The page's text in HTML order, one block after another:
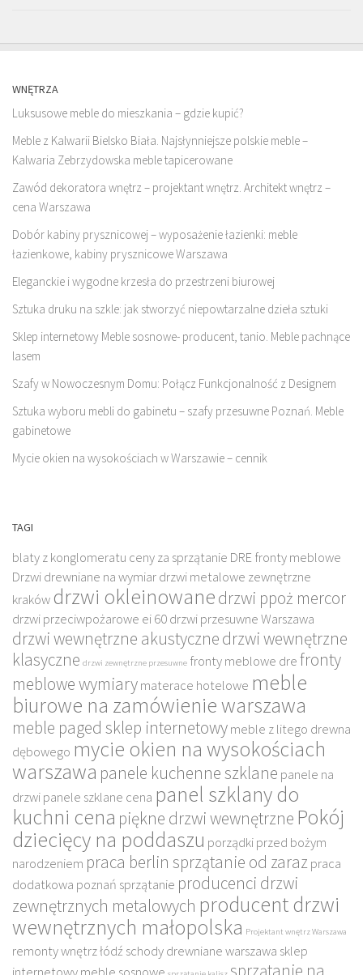
WNĘTRZA
Luksusowe meble do mieszkania – gdzie kupić?
Meble z Kalwarii Bielsko Biała. Najsłynniejsze polskie meble –
Kalwaria Zebrzydowska meble tapicerowane
Zawód dekoratora wnętrz – projektant wnętrz. Architekt wnętrz –
cena Warszawa
Dobór kabiny prysznicowej – wyposażenie łazienki: meble
łazienkowe, kabiny prysznicowe Warszawa
Eleganckie i wygodne krzesła do przestrzeni biurowej
Sztuka druku na szkle: jak stworzyć niepowtarzalne dzieła sztuki
Sklep internetowy Meble sosnowe- producent, tanio. Meble pachnące
lasem
Szafy w Nowoczesnym Domu: Połącz Funkcjonalność z Designem
Sztuka wyboru mebli do gabinetu – szafy przesuwne Poznań. Meble
gabinetowe
Mycie okien na wysokościach w Warszawie – cennik
TAGI
blaty z konglomeratu ceny za sprzątanie DRE fronty meblowe
Drzwi drewniane na wymiardrzwi metalowe zewnętrzne
kraków drzwi okleinowanedrzwi ppoż mercor
drzwi przeciwpożarowe ei 60drzwi przesuwne Warszawa
drzwi wewnętrzne akustycznedrzwi wewnętrzne
klasyczne drzwi zewnętrzne przesuwne fronty meblowe drefronty
meblowe wymiarymaterace hotelowe meble
biurowe na zamówienie warszawa
meble paged sklep internetowymeble z litego drewna
dębowego mycie okien na wysokościach
warszawa panele kuchenne szklane panele na
drzwipanele szklane cena panel szklany do
kuchni cena piękne drzwi wewnętrzne Pokój
dziecięcy na poddaszu porządki przed bożym
narodzeniem praca berlin sprzątanie od zarazpraca
dodatkowa poznań sprzątanie producenci drzwi
zewnętrznych metalowych producent drzwi
wewnętrznych małopolska Projektant wnętrz Warszawa
remonty wnętrz łódź schody drewniane warszawa sklep